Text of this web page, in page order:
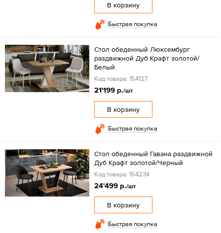
В корзину
Быстрая покупка
Стол обеденный Люксембург
раздвижной Дуб Крафт золотой/
Белый
Код товара: 154127
21'199 р./шт
В корзину
Быстрая покупка
Стол обеденный Гавана раздвижной
Дуб Крафт золотой/Черный
Код товара: 154234
24'499 р./шт
В корзину
Быстрая покупка